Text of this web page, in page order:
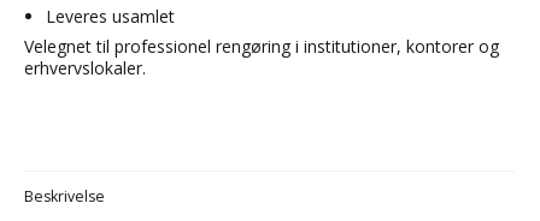
Leveres usamlet
Velegnet til professionel rengøring i institutioner, kontorer og
erhvervslokaler.
Beskrivelse